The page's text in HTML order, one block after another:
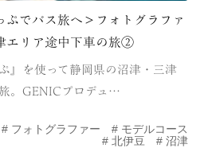
岬
花
ぷでバス旅へ＞フォトグラファ
エリア途中下車の旅②
』を使って静岡県の沼津・三津
。GENICプロデュ…
フォトグラファー
モデルコース
北伊豆
沼津